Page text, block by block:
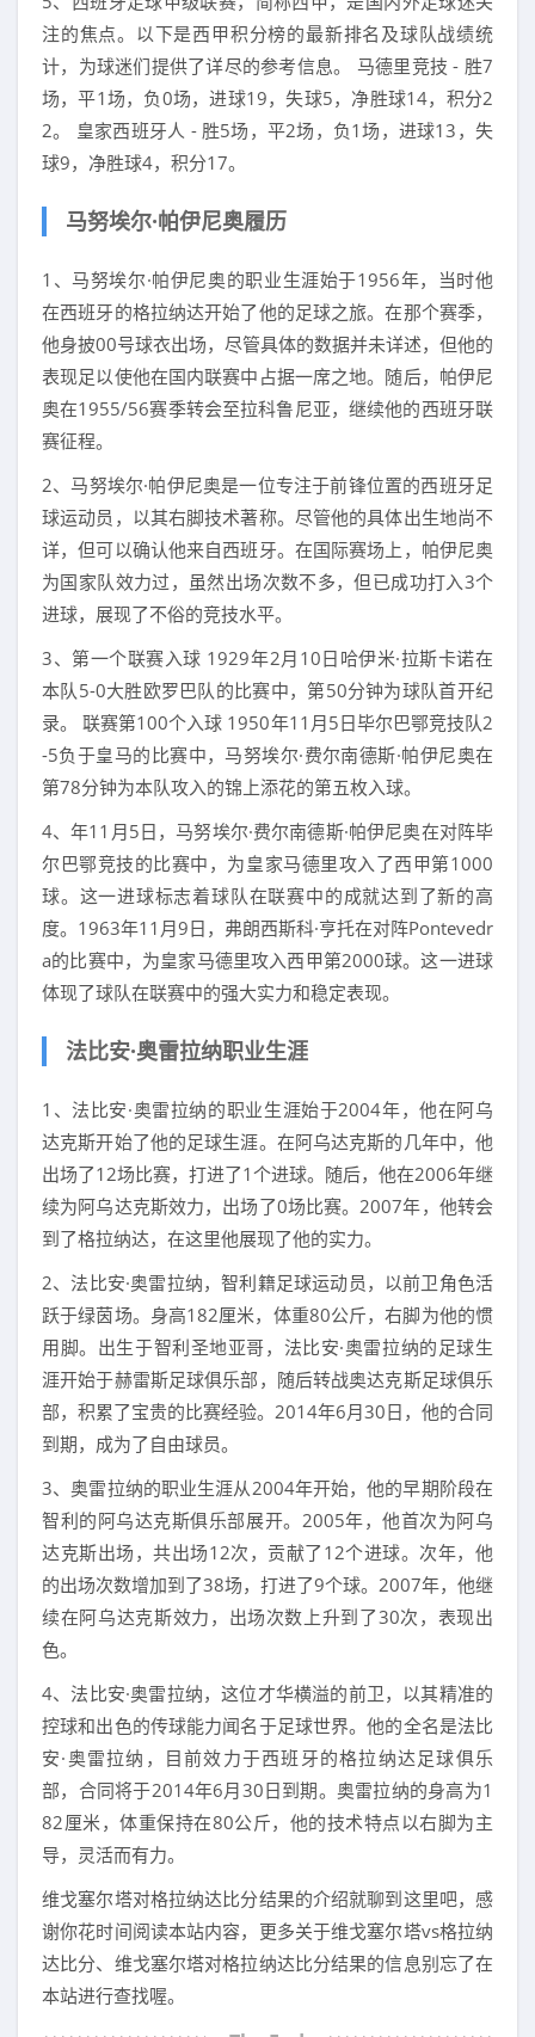
注的焦点。以下是西甲积分榜的最新排名及球队战绩统
计，为球迷们提供了详尽的参考信息。 马德里竞技 - 胜7
场，平1场，负0场，进球19，失球5，净胜球14，积分2
2。 皇家西班牙人 - 胜5场，平2场，负1场，进球13，失
球9，净胜球4，积分17。
马努埃尔·帕伊尼奥履历
1、马努埃尔·帕伊尼奥的职业生涯始于1956年，当时他
在西班牙的格拉纳达开始了他的足球之旅。在那个赛季，
他身披00号球衣出场，尽管具体的数据并未详述，但他的
表现足以使他在国内联赛中占据一席之地。随后，帕伊尼
奥在1955/56赛季转会至拉科鲁尼亚，继续他的西班牙联
赛征程。
2、马努埃尔·帕伊尼奥是一位专注于前锋位置的西班牙足
球运动员，以其右脚技术著称。尽管他的具体出生地尚不
详，但可以确认他来自西班牙。在国际赛场上，帕伊尼奥
为国家队效力过，虽然出场次数不多，但已成功打入3个
进球，展现了不俗的竞技水平。
3、第一个联赛入球 1929年2月10日哈伊米·拉斯卡诺在
本队5-0大胜欧罗巴队的比赛中，第50分钟为球队首开纪
录。 联赛第100个入球 1950年11月5日毕尔巴鄂竞技队2
-5负于皇马的比赛中，马努埃尔·费尔南德斯·帕伊尼奥在
第78分钟为本队攻入的锦上添花的第五枚入球。
4、年11月5日，马努埃尔·费尔南德斯·帕伊尼奥在对阵毕
尔巴鄂竞技的比赛中，为皇家马德里攻入了西甲第1000
球。这一进球标志着球队在联赛中的成就达到了新的高
度。1963年11月9日，弗朗西斯科·亨托在对阵Pontevedr
a的比赛中，为皇家马德里攻入西甲第2000球。这一进球
体现了球队在联赛中的强大实力和稳定表现。
法比安·奥雷拉纳职业生涯
1、法比安·奥雷拉纳的职业生涯始于2004年，他在阿乌
达克斯开始了他的足球生涯。在阿乌达克斯的几年中，他
出场了12场比赛，打进了1个进球。随后，他在2006年继
续为阿乌达克斯效力，出场了0场比赛。2007年，他转会
到了格拉纳达，在这里他展现了他的实力。
2、法比安·奥雷拉纳，智利籍足球运动员，以前卫角色活
跃于绿茵场。身高182厘米，体重80公斤，右脚为他的惯
用脚。出生于智利圣地亚哥，法比安·奥雷拉纳的足球生
涯开始于赫雷斯足球俱乐部，随后转战奥达克斯足球俱乐
部，积累了宝贵的比赛经验。2014年6月30日，他的合同
到期，成为了自由球员。
3、奥雷拉纳的职业生涯从2004年开始，他的早期阶段在
智利的阿乌达克斯俱乐部展开。2005年，他首次为阿乌
达克斯出场，共出场12次，贡献了12个进球。次年，他
的出场次数增加到了38场，打进了9个球。2007年，他继
续在阿乌达克斯效力，出场次数上升到了30次，表现出
色。
4、法比安·奥雷拉纳，这位才华横溢的前卫，以其精准的
控球和出色的传球能力闻名于足球世界。他的全名是法比
安·奥雷拉纳，目前效力于西班牙的格拉纳达足球俱乐
部，合同将于2014年6月30日到期。奥雷拉纳的身高为1
82厘米，体重保持在80公斤，他的技术特点以右脚为主
导，灵活而有力。
维戈塞尔塔对格拉纳达比分结果的介绍就聊到这里吧，感
谢你花时间阅读本站内容，更多关于维戈塞尔塔vs格拉纳
达比分、维戈塞尔塔对格拉纳达比分结果的信息别忘了在
本站进行查找喔。